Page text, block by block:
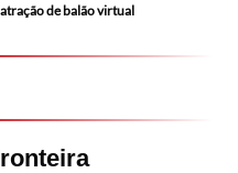
atração de balão virtual